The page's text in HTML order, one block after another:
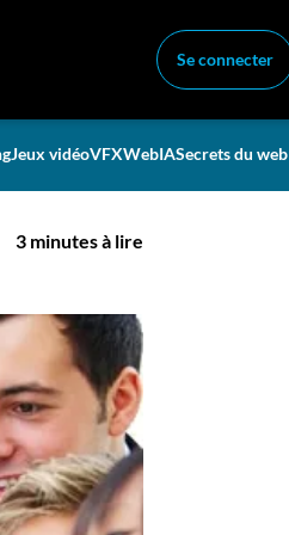
Se connecter
Jeux vidéoVFXWebIASecrets du web
3 minutes à lire